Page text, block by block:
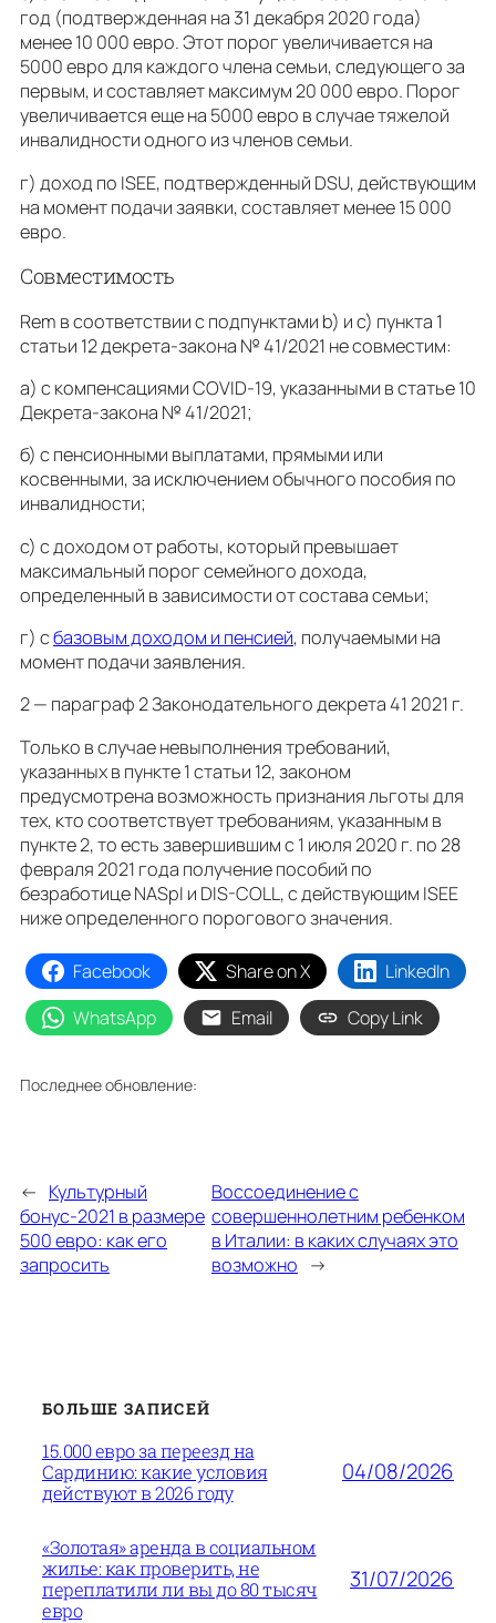
год (подтвержденная на 31 декабря 2020 года)
менее 10 000 евро. Этот порог увеличивается на
5000 евро для каждого члена семьи, следующего за
первым, и составляет максимум 20 000 евро. Порог
увеличивается еще на 5000 евро в случае тяжелой
инвалидности одного из членов семьи.
г) доход по ISEE, подтвержденный DSU, действующим
на момент подачи заявки, составляет менее 15 000
евро.
Совместимость
Rem в соответствии с подпунктами b) и c) пункта 1
статьи 12 декрета-закона № 41/2021 не совместим:
а) с компенсациями COVID-19, указанными в статье 10
Декрета-закона № 41/2021;
б) с пенсионными выплатами, прямыми или
косвенными, за исключением обычного пособия по
инвалидности;
c) с доходом от работы, который превышает
максимальный порог семейного дохода,
определенный в зависимости от состава семьи;
г) сбазовым доходом и пенсией, получаемыми на
момент подачи заявления.
2 — параграф 2 Законодательного декрета 41 2021 г.
Только в случае невыполнения требований,
указанных в пункте 1 статьи 12, законом
предусмотрена возможность признания льготы для
тех, кто соответствует требованиям, указанным в
пункте 2, то есть завершившим с 1 июля 2020 г. по 28
февраля 2021 года получение пособий по
безработице NASpI и DIS-COLL, с действующим ISEE
ниже определенного порогового значения.
Facebook Share on X
LinkedIn
WhatsApp
Email Copy Link
Последнее обновление:
← Культурный
бонус-2021 в размере
500 евро: как его
запросить
Воссоединение с
совершеннолетним ребенком
в Италии: в каких случаях это
возможно →
БОЛЬШЕ ЗАПИСЕЙ
15.000 евро за переезд на
Сардинию: какие условия
действуют в 2026 году
04/08/2026
«Золотая» аренда в социальном
жилье: как проверить, не
переплатили ли вы до 80 тысяч
евро
31/07/2026